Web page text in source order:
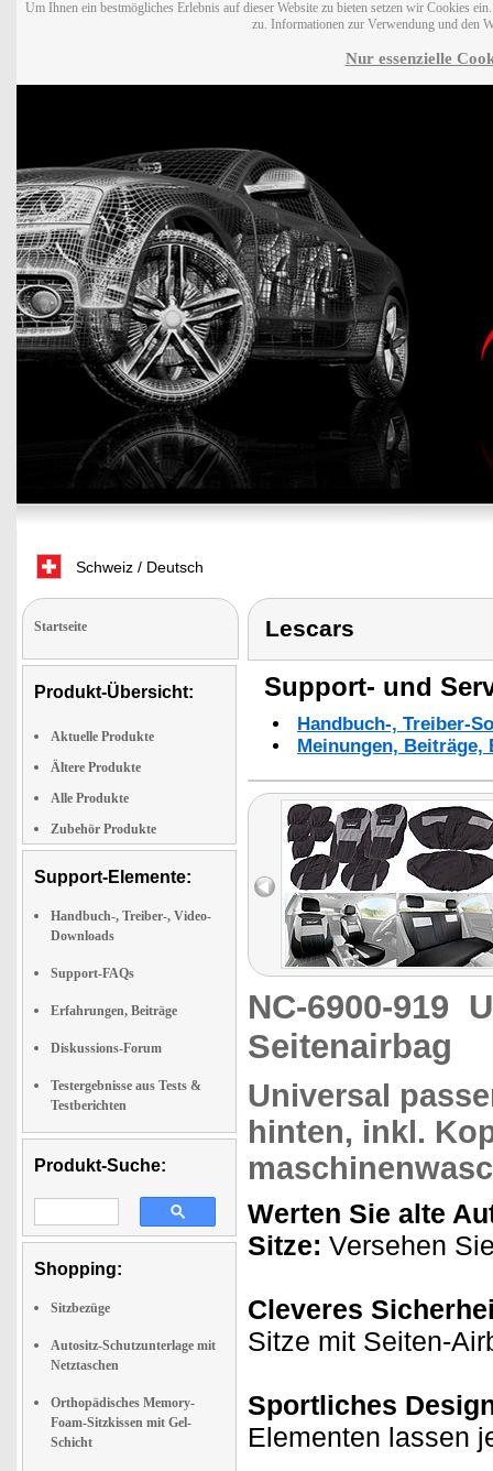
Um Ihnen ein bestmögliches Erlebnis auf dieser Website zu bieten setzen wir Cookies
zu. Informationen zur Verwendung und den
Nur essenzielle
Schweiz / Deutsch
Startseite
Produkt-Übersicht:
Aktuelle Produkte
Ältere Produkte
Alle Produkte
Zubehör Produkte
Support-Elemente:
Handbuch-, Treiber-, Video-
Downloads
Support-FAQs
Erfahrungen, Beiträge
Diskussions-Forum
Testergebnisse aus Tests &
Testberichten
Produkt-Suche:
Shopping:
Sitzbezüge
Autositz-Schutzunterlage mit
Netztaschen
Orthopädisches Memory-
Foam-Sitzkissen mit Gel-
Schicht
Lescars
Support- und
Handbuch-, Treiber-
Meinungen,
NC-6900-919
Seitenairbag
Universal
hinten, inkl.
Werten Sie alte
Sitze: Versehen
Cleveres
Sitze mit Seiten-
Sportliches
Elementen lassen